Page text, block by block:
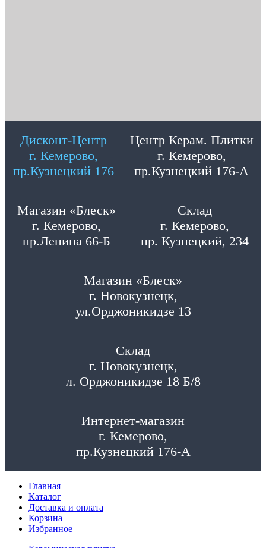
Дисконт-Центр
г. Кемерово,
пр.Кузнецкий 176
Центр Керам. Плитки
г. Кемерово,
пр.Кузнецкий 176-А
Магазин «Блеск»
г. Кемерово,
пр.Ленина 66-Б
Склад
г. Кемерово,
пр. Кузнецкий, 234
Магазин «Блеск»
г. Новокузнецк,
ул.Орджоникидзе 13
Склад
г. Новокузнецк,
л. Орджоникидзе 18 Б/8
Интернет-магазин
г. Кемерово,
пр.Кузнецкий 176-А
Главная
Каталог
Доставка и оплата
Корзина
Избранное